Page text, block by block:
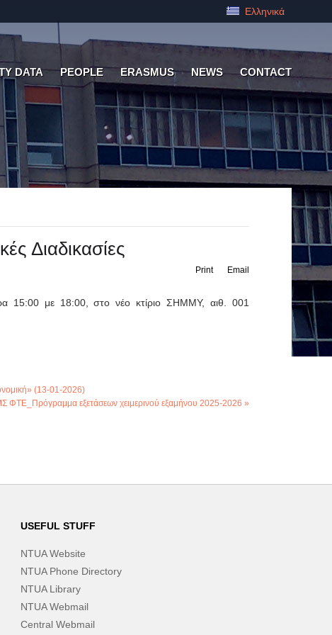
Ελληνικά
DATA PEOPLE ERASMUS NEWS CONTACT
Διαδικασίες
Email
Print
15:00 με 18:00, στο νέο κτίριο ΣΗΜΜΥ, αιθ. 001
(13-01-2026)
ΦΤΕ_Πρόγραμμα εξετάσεων χειμερινού εξαμήνου 2025-2026 »
USEFUL STUFF
NTUA Website
NTUA Phone Directory
NTUA Library
NTUA Webmail
Central Webmail